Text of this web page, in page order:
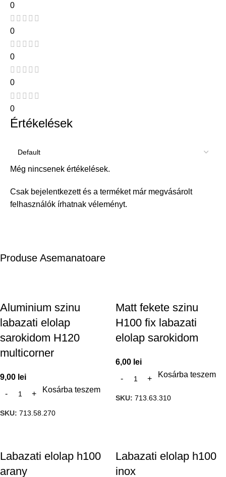
0
0
0
0
0
Értékelések
Még nincsenek értékelések.
Csak bejelentkezett és a terméket már megvásárolt
felhasználók írhatnak véleményt.
Produse Asemanatoare
Aluminium szinu
labazati elolap
sarokidom H120
multicorner
9,00 lei
Kosárba teszem
SKU: 713.58.270
Matt fekete szinu
H100 fix labazati
elolap sarokidom
6,00 lei
Kosárba teszem
SKU: 713.63.310
Labazati elolap h100
arany
Labazati elolap h100
inox